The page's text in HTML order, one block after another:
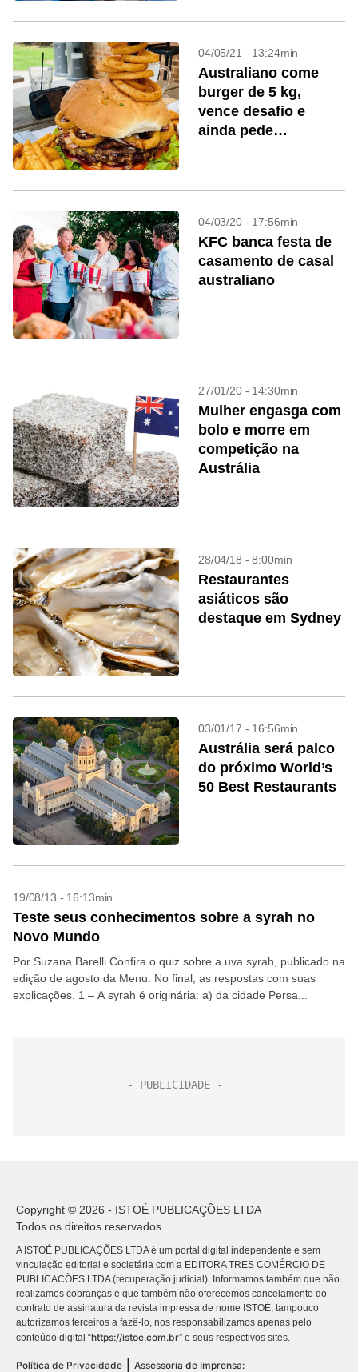
04/05/21 - 13:24min
Australiano come
burger de 5 kg,
vence desafio e
ainda pede
04/03/20 - 17:56min
KFC banca festa de
casamento de casal
australiano
27/01/20 - 14:30min
Mulher engasga com
bolo e morre em
competição na
Austrália
28/04/18 - 8:00min
Restaurantes
asiáticos são
destaque em Sydney
03/01/17 - 16:56min
Austrália será palco
do próximo World’s
50 Best Restaurants
19/08/13 - 16:13min
Teste seus conhecimentos sobre a syrah no
Novo Mundo
Por Suzana Barelli Confira o quiz sobre a uva syrah, publicado na
edição de agosto da Menu. No final, as respostas com suas
explicações. 1 – A syrah é originária: a) da cidade Persa...
Copyright © 2026 - ISTOÉ PUBLICAÇÕES LTDA
Todos os direitos reservados.
A ISTOÉ PUBLICAÇÕES LTDA é um portal digital independente e sem
vinculação editorial e societária com a EDITORA TRES COMÉRCIO DE
PUBLICACÕES LTDA (recuperação judicial). Informamos também que não
realizamos cobranças e que também não oferecemos cancelamento do
contrato de assinatura da revista impressa de nome ISTOÉ, tampouco
autorizamos terceiros a fazê-lo, nos responsabilizamos apenas pelo
conteúdo digital “https://istoe.com.br” e seus respectivos sites.
Política de Privacidade Assessoria de Imprensa: